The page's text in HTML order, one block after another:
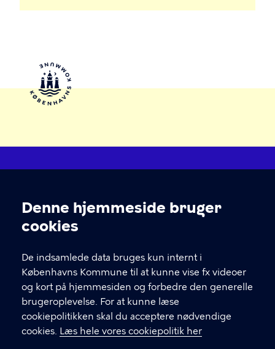
Cookieindstillinger
Denne hjemmeside bruger
cookies
De indsamlede data bruges kun internt i
Københavns Kommune til at kunne vise fx videoer
og kort på hjemmesiden og forbedre den generelle
brugeroplevelse. For at kunne læse
cookiepolitikken skal du acceptere nødvendige
cookies. Læs hele vores cookiepolitik her
Hvis du skal i kontakt med leverandøren af et tilbud,
selve forløbet.
KONTAKT
Børne- og ungdomsforvaltningen